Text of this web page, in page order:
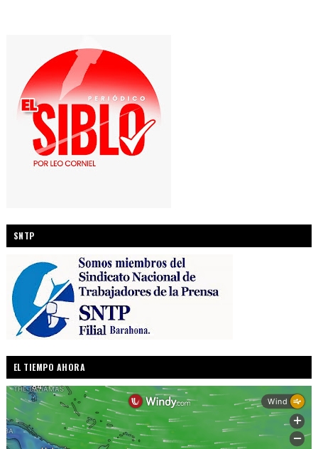
SNTP
EL TIEMPO AHORA